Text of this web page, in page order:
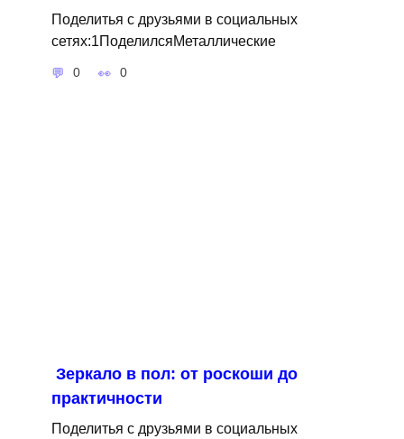
Поделитья с друзьями в социальных
сетях:1ПоделилсяМеталлические
0 0
Зеркало в пол: от роскоши до
практичности
Поделитья с друзьями в социальных